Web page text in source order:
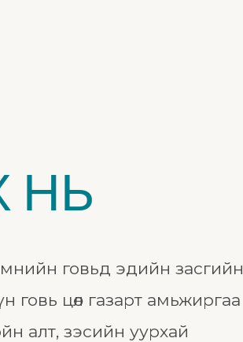
НЬ
говьд эдийн засгийн
говь цөл газарт амьжиргаа
алт, зэсийн уурхай